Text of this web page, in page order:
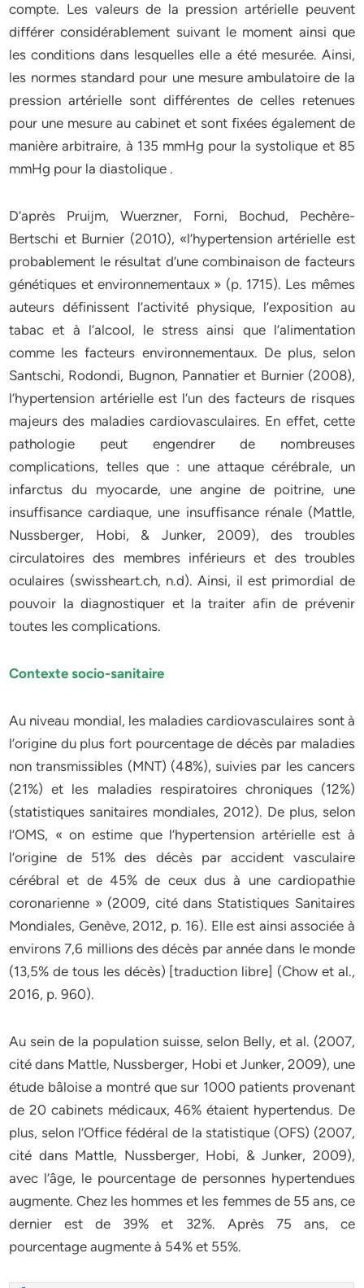
compte. Les valeurs de la pression artérielle peuvent
différer considérablement suivant le moment ainsi que
les conditions dans lesquelles elle a été mesurée. Ainsi,
les normes standard pour une mesure ambulatoire de la
pression artérielle sont différentes de celles retenues
pour une mesure au cabinet et sont fixées également de
manière arbitraire, à 135 mmHg pour la systolique et 85
mmHg pour la diastolique .
D’après Pruijm, Wuerzner, Forni, Bochud, Pechère-
Bertschi et Burnier (2010), «l’hypertension artérielle est
probablement le résultat d’une combinaison de facteurs
génétiques et environnementaux » (p. 1715). Les mêmes
auteurs définissent l’activité physique, l’exposition au
tabac et à l’alcool, le stress ainsi que l’alimentation
comme les facteurs environnementaux. De plus, selon
Santschi, Rodondi, Bugnon, Pannatier et Burnier (2008),
l’hypertension artérielle est l’un des facteurs de risques
majeurs des maladies cardiovasculaires. En effet, cette
pathologie peut engendrer de nombreuses
complications, telles que : une attaque cérébrale, un
infarctus du myocarde, une angine de poitrine, une
insuffisance cardiaque, une insuffisance rénale (Mattle,
Nussberger, Hobi, & Junker, 2009), des troubles
circulatoires des membres inférieurs et des troubles
oculaires (swissheart.ch, n.d). Ainsi, il est primordial de
pouvoir la diagnostiquer et la traiter afin de prévenir
toutes les complications.
Contexte socio-sanitaire
Au niveau mondial, les maladies cardiovasculaires sont à
l’origine du plus fort pourcentage de décès par maladies
non transmissibles (MNT) (48%), suivies par les cancers
(21%) et les maladies respiratoires chroniques (12%)
(statistiques sanitaires mondiales, 2012). De plus, selon
l’OMS, « on estime que l’hypertension artérielle est à
l’origine de 51% des décès par accident vasculaire
cérébral et de 45% de ceux dus à une cardiopathie
coronarienne » (2009, cité dans Statistiques Sanitaires
Mondiales, Genève, 2012, p. 16). Elle est ainsi associée à
environs 7,6 millions des décès par année dans le monde
(13,5% de tous les décès) [traduction libre] (Chow et al.,
2016, p. 960).
Au sein de la population suisse, selon Belly, et al. (2007,
cité dans Mattle, Nussberger, Hobi et Junker, 2009), une
étude bâloise a montré que sur 1000 patients provenant
de 20 cabinets médicaux, 46% étaient hypertendus. De
plus, selon l’Office fédéral de la statistique (OFS) (2007,
cité dans Mattle, Nussberger, Hobi, & Junker, 2009),
avec l’âge, le pourcentage de personnes hypertendues
augmente. Chez les hommes et les femmes de 55 ans, ce
dernier est de 39% et 32%. Après 75 ans, ce
pourcentage augmente à 54% et 55%.